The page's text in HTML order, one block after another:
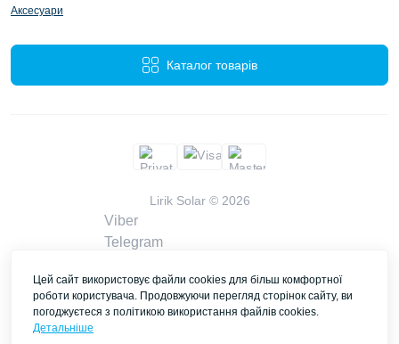
Аксесуари
Каталог товарів
Lirik Solar © 2026
Viber
Telegram
liriksolarcompany@gmail.com
Замовити дзвінок
Цей сайт використовує файли cookies для більш комфортної
роботи користувача. Продовжуючи перегляд сторінок сайту, ви
погоджуєтеся з політикою використання файлів cookies.
Детальніше